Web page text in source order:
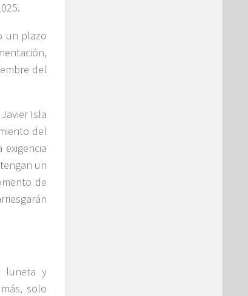
un plazo
del
Isla
del
un
de
luneta y
solo